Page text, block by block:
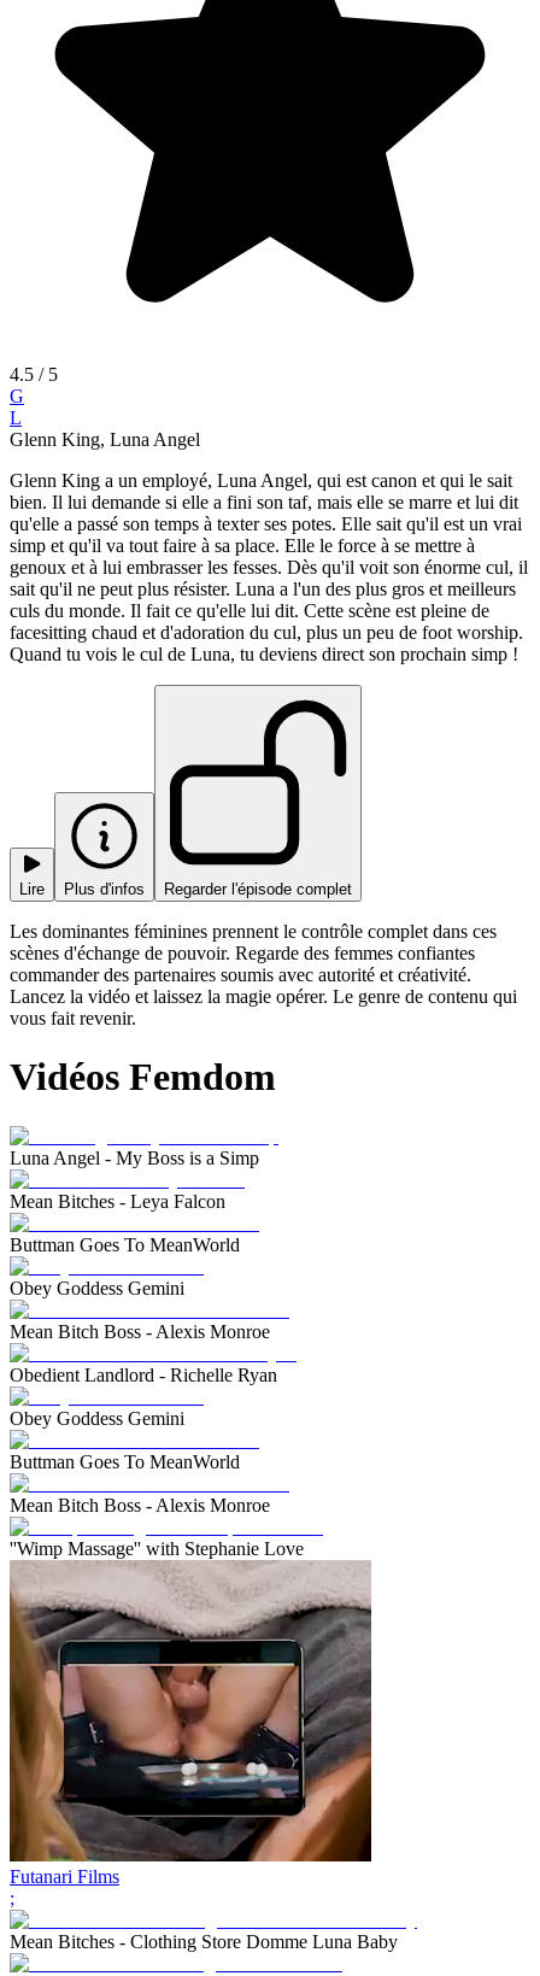
4.5 / 5
G
L
Glenn King, Luna Angel
Glenn King a un employé, Luna Angel, qui est canon et qui le sait
bien. Il lui demande si elle a fini son taf, mais elle se marre et lui dit
qu'elle a passé son temps à texter ses potes. Elle sait qu'il est un vrai
simp et qu'il va tout faire à sa place. Elle le force à se mettre à
genoux et à lui embrasser les fesses. Dès qu'il voit son énorme cul, il
sait qu'il ne peut plus résister. Luna a l'un des plus gros et meilleurs
culs du monde. Il fait ce qu'elle lui dit. Cette scène est pleine de
facesitting chaud et d'adoration du cul, plus un peu de foot worship.
Quand tu vois le cul de Luna, tu deviens direct son prochain simp !
Lire Plus d'infos Regarder l'épisode complet
Les dominantes féminines prennent le contrôle complet dans ces
scènes d'échange de pouvoir. Regarde des femmes confiantes
commander des partenaires soumis avec autorité et créativité.
Lancez la vidéo et laissez la magie opérer. Le genre de contenu qui
vous fait revenir.
Vidéos Femdom
Luna Angel - My Boss is a Simp
Mean Bitches - Leya Falcon
Buttman Goes To MeanWorld
Obey Goddess Gemini
Mean Bitch Boss - Alexis Monroe
Obedient Landlord - Richelle Ryan
Obey Goddess Gemini
Buttman Goes To MeanWorld
Mean Bitch Boss - Alexis Monroe
''Wimp Massage'' with Stephanie Love
Futanari Films
;
Mean Bitches - Clothing Store Domme Luna Baby